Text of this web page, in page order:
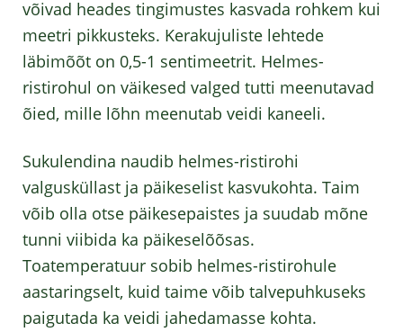
võivad heades tingimustes kasvada rohkem kui
meetri pikkusteks. Kerakujuliste lehtede
läbimõõt on 0,5-1 sentimeetrit. Helmes-
ristirohul on väikesed valged tutti meenutavad
õied, mille lõhn meenutab veidi kaneeli.
Sukulendina naudib helmes-ristirohi
valgusküllast ja päikeselist kasvukohta. Taim
võib olla otse päikesepaistes ja suudab mõne
tunni viibida ka päikeselõõsas.
Toatemperatuur sobib helmes-ristirohule
aastaringselt, kuid taime võib talvepuhkuseks
paigutada ka veidi jahedamasse kohta.